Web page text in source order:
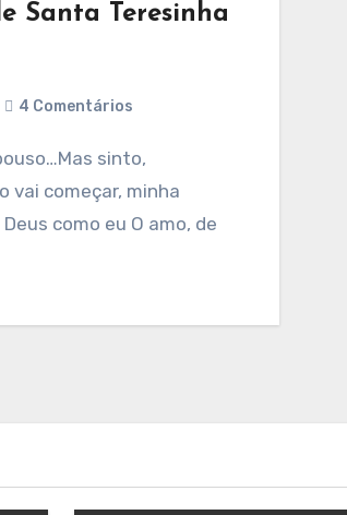
Santa Teresinha
4 Comentários
vai começar, minha
como eu O amo, de